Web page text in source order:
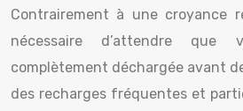
Contrairement à une croyance
nécessaire d’attendre que
complètement déchargée avant
des recharges fréquentes et